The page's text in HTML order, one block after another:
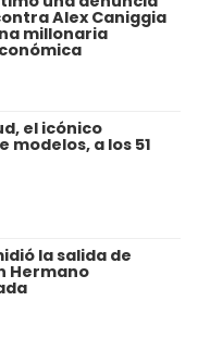
Alex Caniggia
millonaria
el icónico
a los 51
la salida de
Hermano